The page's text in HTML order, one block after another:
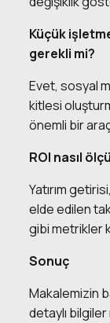
Küçük
gerekli mi?
Evet, sosyal
kitlesi
önemli bir
ROI nasıl
Yatırım
elde edilen
gibi metrikler
Sonuç
Makalemizin
detaylı bilgiler